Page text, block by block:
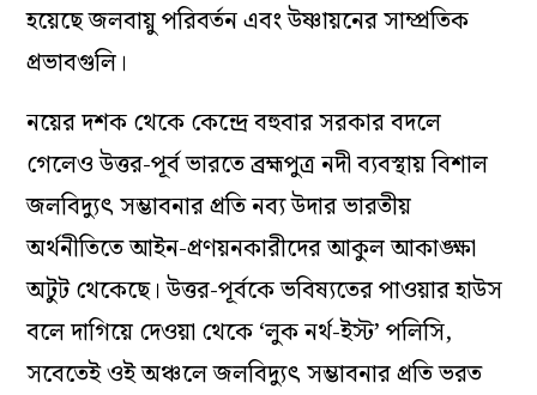
হয়েছে জলবায়ু পরিবর্তন এবং উষ্ণায়নের সাম্প্রতিক
প্রভাবগুলি।
নয়ের দশক থেকে কেন্দ্রে বহুবার সরকার বদলে
গেলেও উত্তর-পূর্ব ভারতে ব্রহ্মপুত্র নদী ব্যবস্থায় বিশাল
জলবিদ্যুৎ সম্ভাবনার প্রতি নব্য উদার ভারতীয়
অর্থনীতিতে আইন-প্রণয়নকারীদের আকুল আকাঙ্ক্ষা
অটুট থেকেছে। উত্তর-পূর্বকে ভবিষ্যতের পাওয়ার হাউস
বলে দাগিয়ে দেওয়া থেকে ‘লুক নর্থ-ইস্ট’ পলিসি,
সবেতেই ওই অঞ্চলে জলবিদ্যুৎ সম্ভাবনার প্রতি ভরত